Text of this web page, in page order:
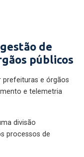
de
públicos
prefeituras e órgãos
e telemetria
divisão
processos de